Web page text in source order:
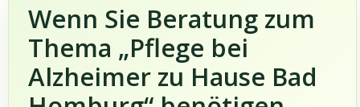
Wenn Sie Beratung zum
Thema „Pflege bei
Alzheimer zu Hause Bad